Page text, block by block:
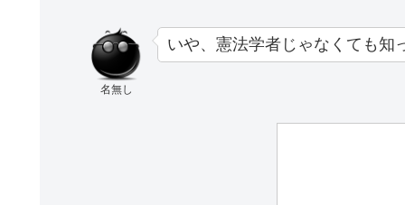
名無し
いや、憲法学者じゃなくても知